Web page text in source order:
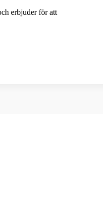
erbjuder för att